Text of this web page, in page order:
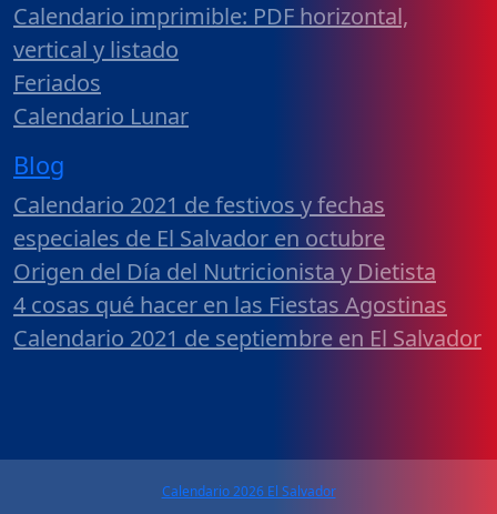
Calendario imprimible: PDF horizontal,
vertical y listado
Feriados
Calendario Lunar
Blog
Calendario 2021 de festivos y fechas
especiales de El Salvador en octubre
Origen del Día del Nutricionista y Dietista
4 cosas qué hacer en las Fiestas Agostinas
Calendario 2021 de septiembre en El Salvador
Calendario 2026 El Salvador